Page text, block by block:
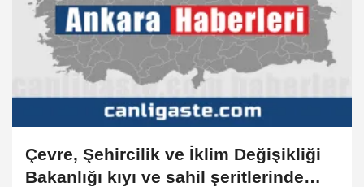
Çevre, Şehircilik ve İklim Değişikliği
Bakanlığı kıyı ve sahil şeritlerinde